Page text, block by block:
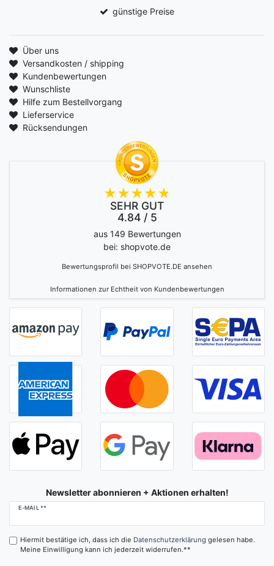
günstige Preise
Über uns
Versandkosten / shipping
Kundenbewertungen
Wunschliste
Hilfe zum Bestellvorgang
Lieferservice
Rücksendungen
SEHR GUT
4.84 / 5
aus 149 Bewertungen
bei: shopvote.de
Bewertungsprofil bei SHOPVOTE.DE ansehen
Informationen zur Echtheit von Kundenbewertungen
Newsletter abonnieren + Aktionen erhalten!
E-MAIL **
Newsletter
Hiermit bestätige ich, dass ich die Daten­schutz­erklärung gelesen habe.
Meine Einwilligung kann ich jederzeit widerrufen.**